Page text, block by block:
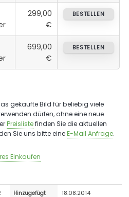
299,00
€
BESTELLEN
699,00
€
BESTELLEN
gekaufte Bild für beliebig viele
dürfen, ohne eine neue
Preislistefinden Sie die aktuellen
Sie uns bitte eineE-Mail Anfrage.
Einkaufen
Hinzugefügt
18.08.2014